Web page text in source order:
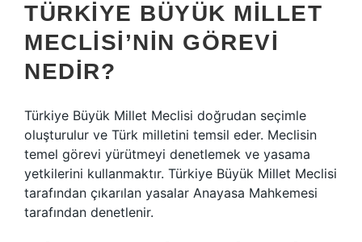
TÜRKIYE BÜYÜK MILLET
MECLISI’NIN GÖREVI
NEDIR?
Türkiye Büyük Millet Meclisi doğrudan seçimle
oluşturulur ve Türk milletini temsil eder. Meclisin
temel görevi yürütmeyi denetlemek ve yasama
yetkilerini kullanmaktır. Türkiye Büyük Millet Meclisi
tarafından çıkarılan yasalar Anayasa Mahkemesi
tarafından denetlenir.